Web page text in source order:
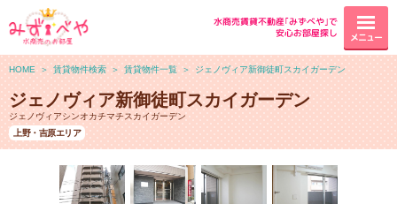
水商売賃貸不動産｢みずべや｣で
安心お部屋探し
メニュー
HOME ＞ 賃貸物件検索 ＞ 賃貸物件一覧 ＞ ジェノヴィア新御徒町スカイガーデン
ジェノヴィア新御徒町スカイガーデン
ジェノヴィアシンオカチマチスカイガーデン
上野・吉原エリア